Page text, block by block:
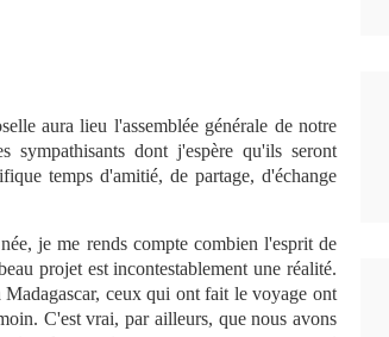
aura lieu l'assemblée générale de notre
sympathisants dont j'espère qu'ils seront
temps d'amitié, de partage, d'échange
je me rends compte combien l'esprit de
projet est incontestablement une réalité.
ceux qui ont fait le voyage ont
C'est vrai, par ailleurs, que nous avons